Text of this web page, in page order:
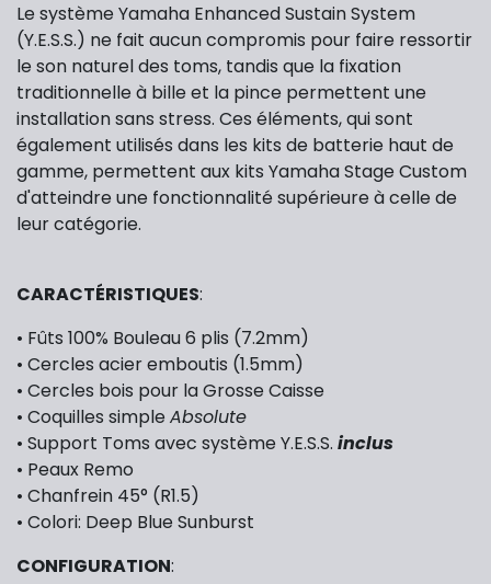
Le système Yamaha Enhanced Sustain System
(Y.E.S.S.) ne fait aucun compromis pour faire ressortir
le son naturel des toms, tandis que la fixation
traditionnelle à bille et la pince permettent une
installation sans stress. Ces éléments, qui sont
également utilisés dans les kits de batterie haut de
gamme, permettent aux kits Yamaha Stage Custom
d'atteindre une fonctionnalité supérieure à celle de
leur catégorie.
CARACTÉRISTIQUES:
• Fûts 100% Bouleau 6 plis (7.2mm)
• Cercles acier emboutis (1.5mm)
• Cercles bois pour la Grosse Caisse
• Coquilles simple Absolute
• Support Toms avec système Y.E.S.S. inclus
• Peaux Remo
• Chanfrein 45° (R1.5)
• Colori: Deep Blue Sunburst
CONFIGURATION: